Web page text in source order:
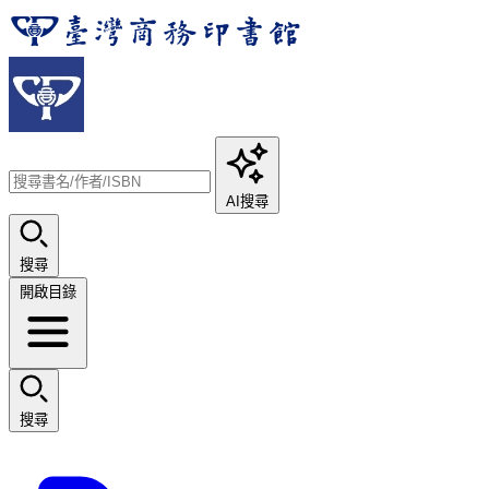
AI搜尋
搜尋
開啟目錄
搜尋